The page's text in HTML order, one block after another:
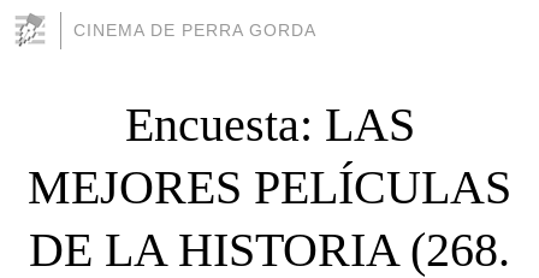
CINEMA DE PERRA GORDA
Encuesta: LAS
MEJORES PELÍCULAS
DE LA HISTORIA (268.